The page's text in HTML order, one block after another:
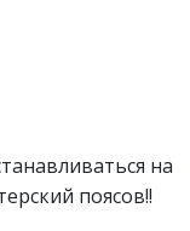
на
поясов!!